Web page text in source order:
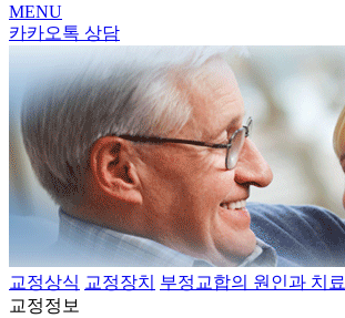
MENU
카카오톡 상담
교정상식 교정장치 부정교합의 원인과 치료
교정정보